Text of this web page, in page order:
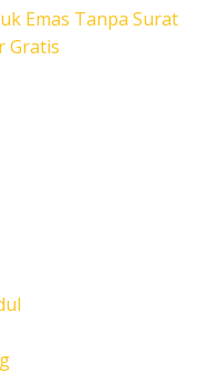
Emas Tanpa Surat
Gratis